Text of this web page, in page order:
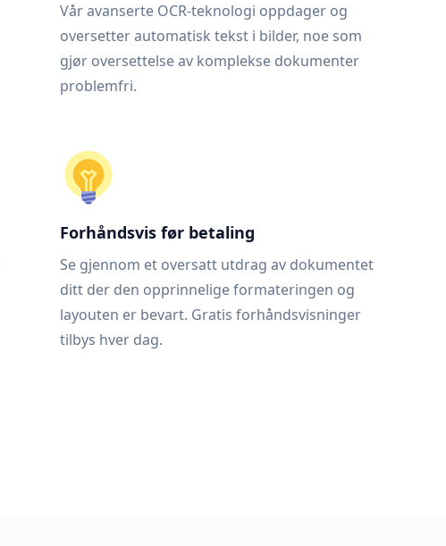
Vår avanserte OCR-teknologi oppdager og
oversetter automatisk tekst i bilder, noe som
gjør oversettelse av komplekse dokumenter
problemfri.
Forhåndsvis før betaling
Se gjennom et oversatt utdrag av dokumentet
ditt der den opprinnelige formateringen og
layouten er bevart. Gratis forhåndsvisninger
tilbys hver dag.